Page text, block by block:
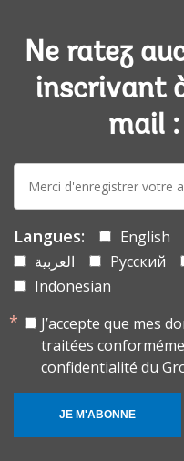
Ne ratez
inscrivant
mail
mail:
Langues: English
العربية
Русский
Indonesian
J’accepte que mes
traitées
confidentialité du
JE M'ABONNE